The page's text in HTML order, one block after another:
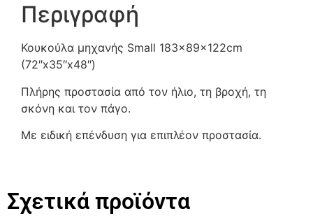
Περιγραφή
Κουκούλα μηχανής Small 183x89x122cm
(72″x35″x48″)
Πλήρης προστασία από τον ήλιο, τη βροχή, τη
σκόνη και τον πάγο.
Με ειδική επένδυση για επιπλέον προστασία.
Σχετικά προϊόντα